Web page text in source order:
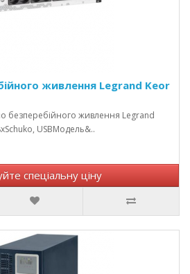
живлення Legrand Keor
безперебійного живлення Legrand
USBМодель&..
спеціальну ціну